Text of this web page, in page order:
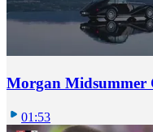
Morgan Midsummer
01:53